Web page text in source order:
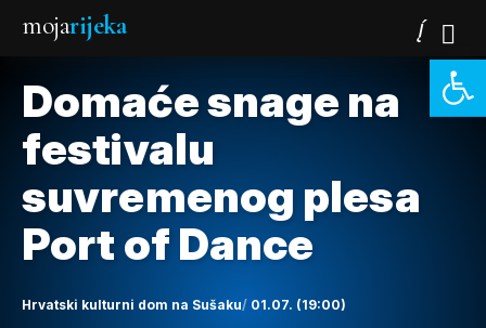
mojarijeka
Domaće snage na
festivalu
suvremenog plesa
Port of Dance
Hrvatski kulturni dom na Sušaku 01.07. (19:00)